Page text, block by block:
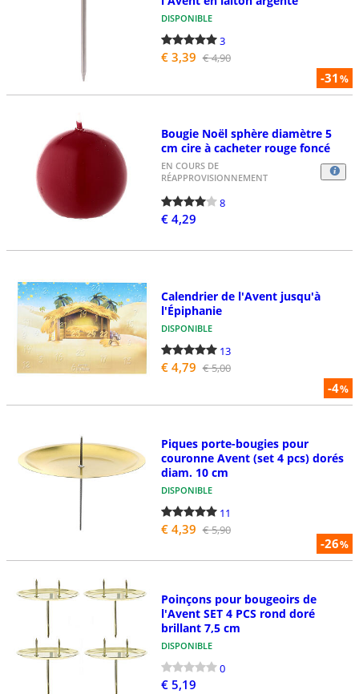
-31%
DISPONIBLE
3
€ 3,39 € 4,90
Bougie Noël sphère diamètre 5
cm cire à cacheter rouge foncé
EN COURS DE
RÉAPPROVISIONNEMENT
8
€ 4,29
-4%
Calendrier de l'Avent jusqu'à
l'Épiphanie
DISPONIBLE
13
€ 4,79 € 5,00
-26%
Piques porte-bougies pour
couronne Avent (set 4 pcs) dorés
diam. 10 cm
DISPONIBLE
11
€ 4,39 € 5,90
Poinçons pour bougeoirs de
l'Avent SET 4 PCS rond doré
brillant 7,5 cm
DISPONIBLE
0
€ 5,19